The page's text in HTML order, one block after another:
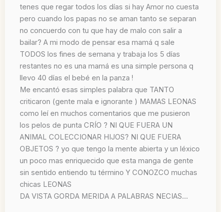
tenes que regar todos los días si hay Amor no cuesta
pero cuando los papas no se aman tanto se separan
no concuerdo con tu que hay de malo con salir a
bailar? A mi modo de pensar esa mamá q sale
TODOS los fines de semana y trabaja los 5 días
restantes no es una mamá es una simple persona q
llevo 40 días el bebé en la panza !
Me encantó esas simples palabra que TANTO
criticaron (gente mala e ignorante ) MAMAS LEONAS
como leí en muchos comentarios que me pusieron
los pelos de punta CRÍO ? NI QUE FUERA UN
ANIMAL COLECCIONAR HIJOS? NI QUE FUERA
OBJETOS ? yo que tengo la mente abierta y un léxico
un poco mas enriquecido que esta manga de gente
sin sentido entiendo tu término Y CONOZCO muchas
chicas LEONAS
DA VISTA GORDA MERIDA A PALABRAS NECIAS…